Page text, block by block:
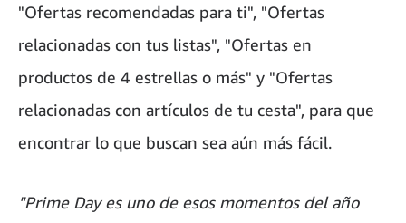
"Ofertas recomendadas para ti", "Ofertas
relacionadas con tus listas", "Ofertas en
productos de 4 estrellas o más" y "Ofertas
relacionadas con artículos de tu cesta", para que
encontrar lo que buscan sea aún más fácil.
"Prime Day es uno de esos momentos del año